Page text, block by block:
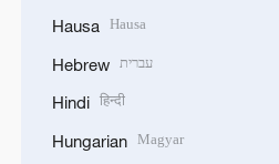
Hausa Hausa
Hebrew עברית
Hindi हिन्दी
Hungarian Magyar